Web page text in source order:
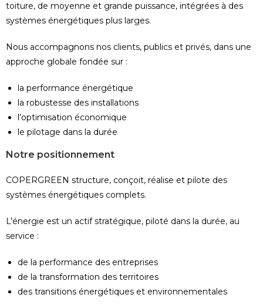
toiture, de moyenne et grande puissance, intégrées à des
systèmes énergétiques plus larges.
Nous accompagnons nos clients, publics et privés, dans une
approche globale fondée sur :
la performance énergétique
la robustesse des installations
l’optimisation économique
le pilotage dans la durée
Notre positionnement
COPERGREEN structure, conçoit, réalise et pilote des
systèmes énergétiques complets.
L’énergie est un actif stratégique, piloté dans la durée, au
service :
de la performance des entreprises
de la transformation des territoires
des transitions énergétiques et environnementales